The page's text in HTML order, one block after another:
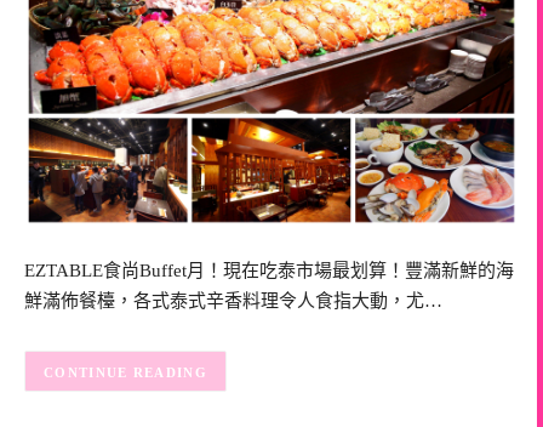
EZTABLE食尚Buffet月！現在吃泰市場最划算！豐滿新鮮的海
鮮滿佈餐檯，各式泰式辛香料理令人食指大動，尤…
CONTINUE READING